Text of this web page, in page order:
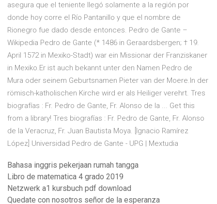
asegura que el teniente llegó solamente a la región por
donde hoy corre el Río Pantanillo y que el nombre de
Rionegro fue dado desde entonces. Pedro de Gante –
Wikipedia Pedro de Gante (* 1486 in Geraardsbergen; † 19.
April 1572 in Mexiko-Stadt) war ein Missionar der Franziskaner
in Mexiko.Er ist auch bekannt unter den Namen Pedro de
Mura oder seinem Geburtsnamen Pieter van der Moere.In der
römisch-katholischen Kirche wird er als Heiliger verehrt. Tres
biografías : Fr. Pedro de Gante, Fr. Alonso de la ... Get this
from a library! Tres biografías : Fr. Pedro de Gante, Fr. Alonso
de la Veracruz, Fr. Juan Bautista Moya. [Ignacio Ramírez
López] Universidad Pedro de Gante - UPG | Mextudia
Bahasa inggris pekerjaan rumah tangga
Libro de matematica 4 grado 2019
Netzwerk a1 kursbuch pdf download
Quedate con nosotros señor de la esperanza